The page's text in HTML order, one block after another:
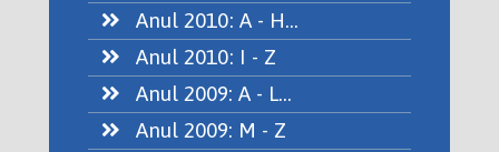
Anul 2010: A - H...
Anul 2010: I - Z
Anul 2009: A - L...
Anul 2009: M - Z